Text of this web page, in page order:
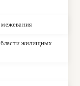
жилищных